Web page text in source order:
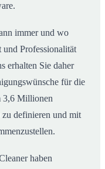
immer und wo
Professionalität
erhalten Sie daher
für die
3,6 Millionen
definieren und mit
haben